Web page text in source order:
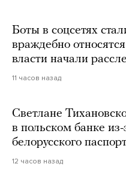
Боты в соцсетях
враждебно
власти начали
11 часов назад
Светлане
в польском банке
белорусского
12 часов назад